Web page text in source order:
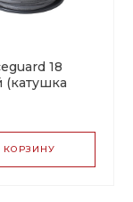
18
(катушка
кабель
КОРЗИНУ